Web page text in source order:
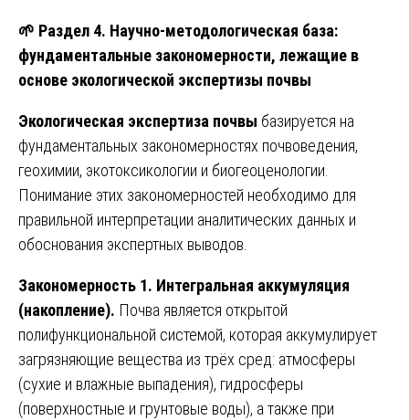
🌱 Раздел 4. Научно-методологическая база:
фундаментальные закономерности, лежащие в
основе экологической экспертизы почвы
Экологическая экспертиза почвы базируется на
фундаментальных закономерностях почвоведения,
геохимии, экотоксикологии и биогеоценологии.
Понимание этих закономерностей необходимо для
правильной интерпретации аналитических данных и
обоснования экспертных выводов.
Закономерность 1. Интегральная аккумуляция
(накопление). Почва является открытой
полифункциональной системой, которая аккумулирует
загрязняющие вещества из трёх сред: атмосферы
(сухие и влажные выпадения), гидросферы
(поверхностные и грунтовые воды), а также при